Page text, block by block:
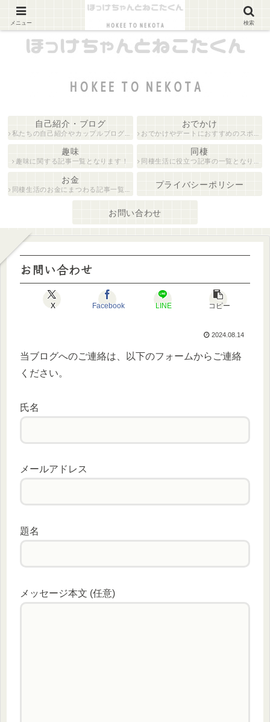
カップルブログ
自己紹介・ブログ
私たちの自己紹介やカップルブログに関する記事の一覧となります！
おでかけ
おでかけやデートにおすすめのスポットを紹介している記事一覧となります！
趣味
趣味に関する記事一覧となります！
同棲
同棲生活に役立つ記事の一覧となります！
お金
同棲生活のお金にまつわる記事一覧となります！ プライバシーポリシー
お問い合わせ
お問い合わせ
X Facebook LINE コピー
2024.08.14
当ブログへのご連絡は、以下のフォームからご連絡
ください。
氏名
メールアドレス
題名
メッセージ本文 (任意)
メニュー 検索